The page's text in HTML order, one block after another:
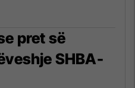
pret së
SHBA-